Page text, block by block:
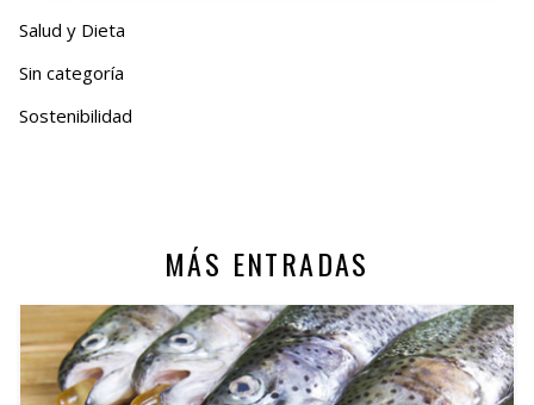
Salud y Dieta
Sin categoría
Sostenibilidad
MÁS ENTRADAS